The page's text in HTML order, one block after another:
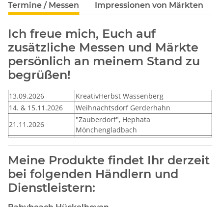
Termine / Messen Impressionen von Märkten
Ich freue mich, Euch auf
zusätzliche Messen und Märkte
persönlich an meinem Stand zu
begrüßen!
13.09.2026
KreativHerbst Wassenberg
14. & 15.11.2026
Weihnachtsdorf Gerderhahn
21.11.2026
"Zauberdorf", Hephata
Mönchengladbach
Meine Produkte findet Ihr derzeit
bei folgenden Händlern und
Dienstleistern: